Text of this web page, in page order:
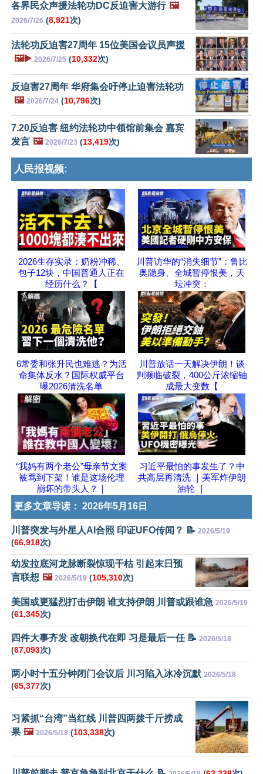
各界民众声援法轮功DC反迫害大游行 🖼️
2026/7/26 (8,921次)
法轮功反迫害27周年 15位美国会议员声援
🖼️▶️ 2026/7/25 (10,332次)
反迫害27周年 华府集会吁停止迫害法轮功
🖼️ 2026/7/24 (10,796次)
7.20反迫害 纽约法轮功中领馆前集会 嘉宾
发言 🖼️ 2026/7/23 (13,419次)
人民报视频:
2026生存实录：奶粉冲稀、
包子12块，中国普通人正在
经历什么？【
川普访华的“消失细节”：鲁比
奥隐身、全城暂停恨美，天
坛冲突：
6常委和张升民也难逃？为活
命集体反水？国际权威平台
曝2026清洗名单
川普放话一天解决伊朗！谈
判濒临破裂，400公斤浓缩铀
成最大变数【
“我妈有两个老公”母亲节文案
被骂到下架！谁是这场伦理
崩坏的带头人？｜
习近平最怕的事发生了？中
共高层再清洗 ｜美军炸伊朗
油轮 ｜
更多文章导读： 2026年5月16日
川普突发与外星人AI合照 印证UFO传闻？ 📝 2026/5/19
(66,918次)
幼发拉底河龙脉断裂惊现干枯 引起末日预
言联想 🖼️ 2026/5/19 (105,310次)
美国或更猛烈打击伊朗 谁支持伊朗 川普或跟谁急 2026/5/19
(61,345次)
四件大事齐发 改朝换代在即 习是最后一任 📝 2026/5/18
(67,093次)
两小时十五分钟闭门会议后 川习陷入冰冷沉默 2026/5/18
(65,377次)
习紧抓“台湾”当红线 川普四两拨千斤捞成
果 🖼️ 2026/5/18 (103,338次)